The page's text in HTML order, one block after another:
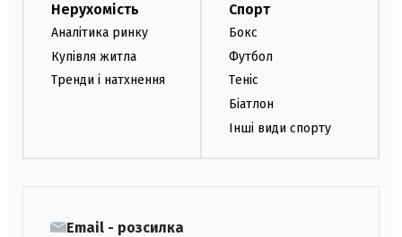
Нерухомість
Аналітика ринку
Купівля житла
Тренди і натхнення
Спорт
Бокс
Футбол
Теніс
Біатлон
Інші види спорту
Email - розсилка